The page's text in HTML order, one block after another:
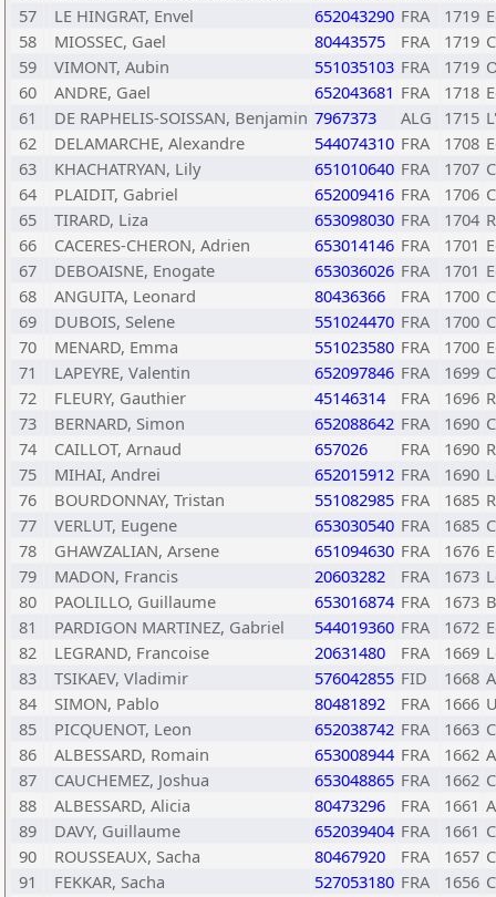
57
LE HINGRAT, Envel 652043290 FRA 1719
58
MIOSSEC, Gael 80443575 FRA 1719
59
VIMONT, Aubin 551035103 FRA 1719
60
ANDRE, Gael 652043681 FRA 1718
61
DE RAPHELIS-SOISSAN, Benjamin 7967373 ALG 1715
62
DELAMARCHE, Alexandre 544074310 FRA 1708
63
KHACHATRYAN, Lily 651010640 FRA 1707
64
PLAIDIT, Gabriel 652009416 FRA 1706
65
TIRARD, Liza 653098030 FRA 1704
66
CACERES-CHERON, Adrien 653014146 FRA 1701
67
DEBOAISNE, Enogate 653036026 FRA 1701
68
ANGUITA, Leonard 80436366 FRA 1700
69
DUBOIS, Selene 551024470 FRA 1700
70
MENARD, Emma 551023580 FRA 1700
71
LAPEYRE, Valentin 652097846 FRA 1699
72
FLEURY, Gauthier 45146314 FRA 1696
73
BERNARD, Simon 652088642 FRA 1690
74
CAILLOT, Arnaud 657026 FRA 1690
75
MIHAI, Andrei 652015912 FRA 1690
76
BOURDONNAY, Tristan 551082985 FRA 1685
77
VERLUT, Eugene 653030540 FRA 1685
78
GHAWZALIAN, Arsene 651094630 FRA 1676
79
MADON, Francis 20603282 FRA 1673
80
PAOLILLO, Guillaume 653016874 FRA 1673
81
PARDIGON MARTINEZ, Gabriel 544019360 FRA 1672
82
LEGRAND, Francoise 20631480 FRA 1669
83
TSIKAEV, Vladimir 576042855 FID 1668
84
SIMON, Pablo 80481892 FRA 1666
85
PICQUENOT, Leon 652038742 FRA 1663
86
ALBESSARD, Romain 653008944 FRA 1662
87
CAUCHEMEZ, Joshua 653048865 FRA 1662
88
ALBESSARD, Alicia 80473296 FRA 1661
89
DAVY, Guillaume 652039404 FRA 1661
90
ROUSSEAUX, Sacha 80467920 FRA 1657
91
FEKKAR, Sacha 527053180 FRA 1656